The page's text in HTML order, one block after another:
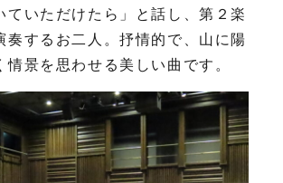
ていただけたら」と話し、第２楽
奏するお二人。抒情的で、山に陽
景を思わせる美しい曲です。